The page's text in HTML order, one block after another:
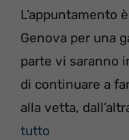
L’appuntamento
Genova per una
parte vi saranno
di continuare a
alla vetta,
tutto